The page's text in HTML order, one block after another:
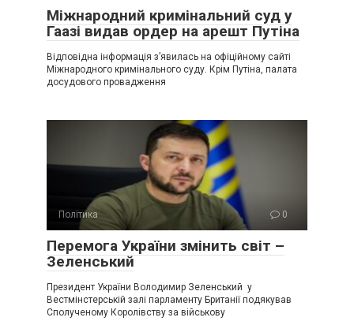
Міжнародний кримінальний суд у
Гаазі видав ордер на арешт Путіна
Відповідна інформація з’явилась на офіційному сайті
Міжнародного кримінального суду. Крім Путіна, палата
досудового провадження
Політика 0
Перемога України змінить світ –
Зеленський
Президент України Володимир Зеленський у
Вестмінстерській залі парламенту Британії подякував
Сполученому Королівству за військову